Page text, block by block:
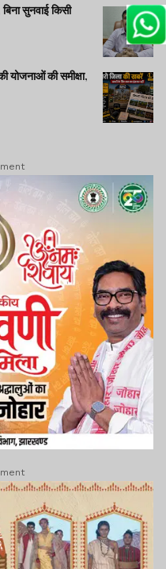
बिना सुनवाई किसी
योजनाओं की समीक्षा,